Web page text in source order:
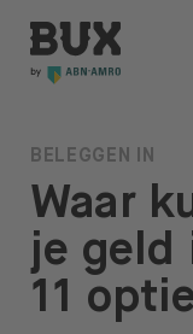
BUX |
BUX Prime
Tarieven
ETF’s
Kennis
Waar
je geld
11
BELEGGEN IN